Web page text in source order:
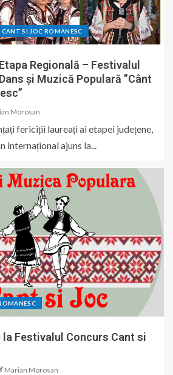
CANT SI JOC ROMANESC
Regională – Festivalul
și Muzică Populară ”Cânt
Morosan
fericiții laureați ai etapei județene,
ajuns la...
Festivalul Concurs Cant si
Marian Morosan